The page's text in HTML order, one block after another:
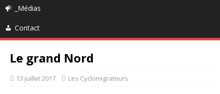
_Médias
Contact
Le grand Nord
13 juillet 2017 Les Cyclomigrateurs